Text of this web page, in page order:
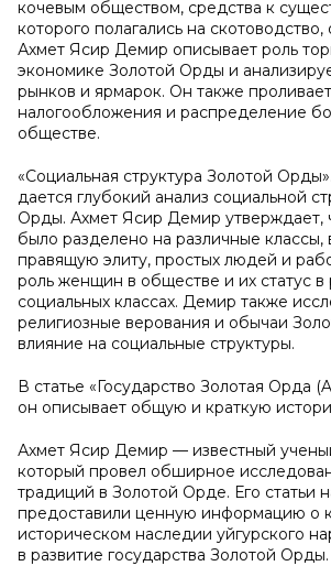
кочевым обществом, средства к
которого полагались на скотоводство,
Ахмет Ясир Демир описывает роль
экономике Золотой Орды и
рынков и ярмарок. Он также
налогообложения и распределение
обществе.
«Социальная структура Золотой
дается глубокий анализ социальной
Орды. Ахмет Ясир Демир утверждает,
было разделено на различные классы,
правящую элиту, простых людей и
роль женщин в обществе и их статус в
социальных классах. Демир также
религиозные верования и обычаи
влияние на социальные структуры.
В статье «Государство Золотая Орда
он описывает общую и краткую
Ахмет Ясир Демир — известный
который провел обширное
традиций в Золотой Орде. Его статьи
предоставили ценную информацию о
историческом наследии уйгурского
в развитие государства Золотой Орды.